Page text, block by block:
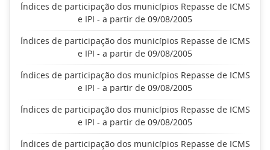
Índices de participação dos municípios Repasse de ICMS
e IPI - a partir de 09/08/2005
Índices de participação dos municípios Repasse de ICMS
e IPI - a partir de 09/08/2005
Índices de participação dos municípios Repasse de ICMS
e IPI - a partir de 09/08/2005
Índices de participação dos municípios Repasse de ICMS
e IPI - a partir de 09/08/2005
Índices de participação dos municípios Repasse de ICMS